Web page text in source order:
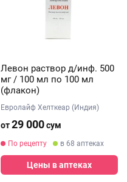
Левон раствор д/инф. 500
мг / 100 мл по 100 мл
(флакон)
Евролайф Хелткеар (Индия)
от29 000сум
По рецепту в 68 аптеках
Цены в аптеках